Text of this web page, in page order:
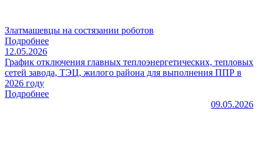
Златмашевцы на состязании роботов
Подробнее
12.05.2026
График отключения главных теплоэнергетических, тепловых
сетей завода, ТЭЦ, жилого района для выполнения ППР в
2026 году
Подробнее
09.05.2026